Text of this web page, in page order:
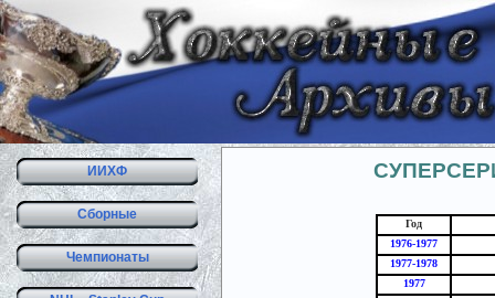
ИИХФ
Сборные
Чемпионаты
Год
1976-1977
1977-1978
1977